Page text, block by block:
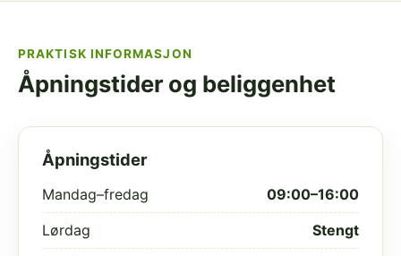
PRAKTISK INFORMASJON
Åpningstider og beliggenhet
Åpningstider
Mandag–fredag 09:00–16:00
Lørdag Stengt